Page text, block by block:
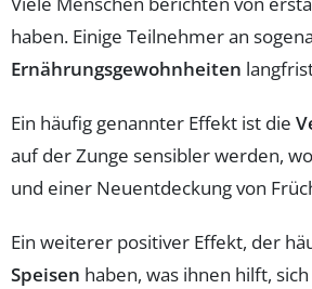
haben. Einige Teilnehmer an
Ernährungsgewohnheiten
Ein häufig genannter Effekt ist die
auf der Zunge sensibler werden,
und einer Neuentdeckung von
Ein weiterer positiver Effekt, der
Speisen haben, was ihnen hilft,